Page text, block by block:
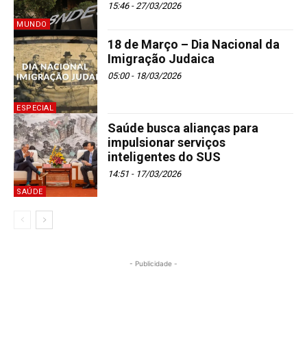
MUNDO
15:46 - 27/03/2026
ESPECIAL
18 de Março – Dia Nacional da
Imigração Judaica
05:00 - 18/03/2026
SAÚDE
Saúde busca alianças para
impulsionar serviços
inteligentes do SUS
14:51 - 17/03/2026
- Publicidade -